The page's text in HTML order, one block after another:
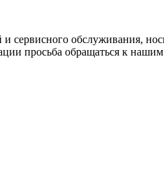
сервисного обслуживания,
просьба обращаться к